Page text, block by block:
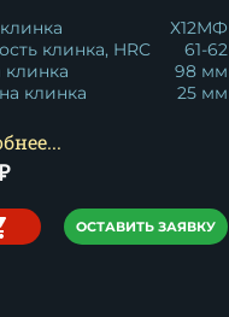
Х12МФ
клинка, HRC
61-62
98 мм
клинка
25 мм
ОСТАВИТЬ ЗАЯВКУ